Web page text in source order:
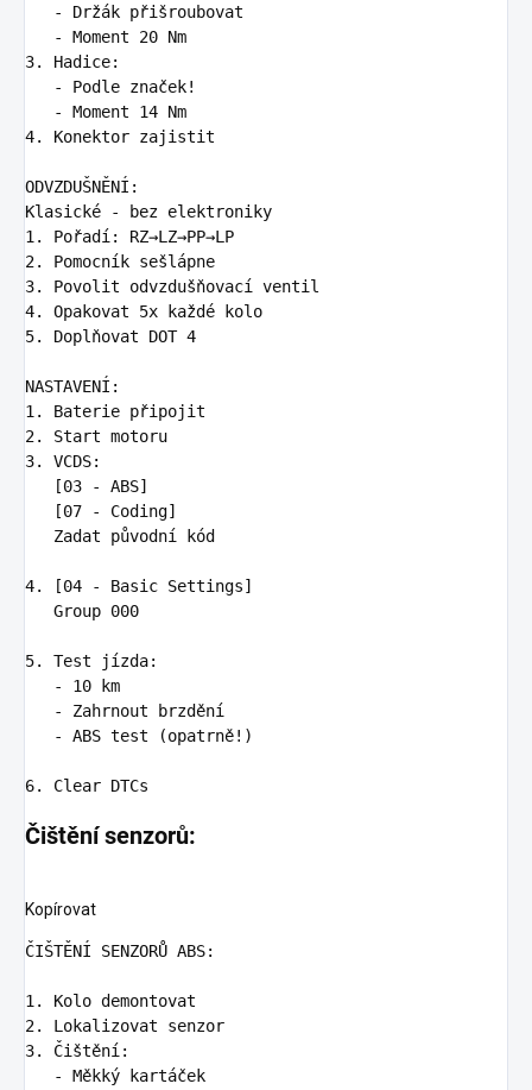
   -
   -
3.
   -
   -
4.
Konektor zajistit
ODVZDUŠNĚNÍ:
1.
2.
3.
4.
5.
Doplňovat DOT 4
1.
2.
3.
VCDS:
   [03 - ABS]
   [07 - Coding]
   Zadat původní kód
4.
[04 - Basic Settings]
   Group 000
5.
   -
   -
   -
ABS test (opatrně!)
6.
Čištění senzorů:
Kopírovat
ČIŠTĚNÍ SENZORŮ ABS:
1.
2.
3.
   -